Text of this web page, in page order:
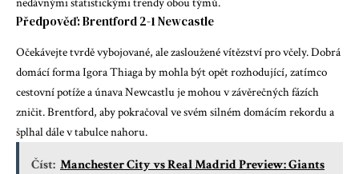
nedávnými statistickými trendy obou týmů.
Předpověď: Brentford 2-1 Newcastle
Očekávejte tvrdě vybojované, ale zasloužené vítězství pro včely. Dobrá
domácí forma Igora Thiaga by mohla být opět rozhodující, zatímco
cestovní potíže a únava Newcastlu je mohou v závěrečných fázích
zničit. Brentford, aby pokračoval ve svém silném domácím rekordu a
šplhal dále v tabulce nahoru.
Číst: Manchester City vs Real Madrid Preview: Giants